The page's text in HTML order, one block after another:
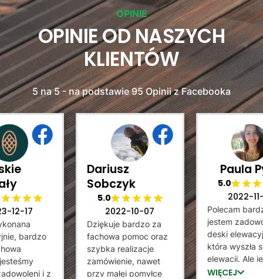
OPINIE
OPINIE OD NASZYCH
KLIENTÓW
5 na 5 - na podstawie 95 Opinii z Facebooka
12-17
bardzo
i z
Dariusz
Sobczyk
5.0
2022-10-07
Dziękuje bardzo za
fachowa pomoc oraz
szybka realizacje
zamówienie, nawet
przy małej pomyłce
Paula
5.0
2022-
Polecam
jestem
deski
która wyszła
elewacji. Ale
tez bardzo
WIĘCEJ